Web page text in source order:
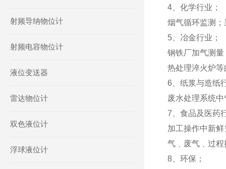
射频导纳物位计
射频电容物位计
液位变送器
雷达物位计
双色液位计
浮球液位计
4、化学行业；
烟气循环监测
5、冶金行业；
钢铁厂加气测
热处理淬火炉
6、纸浆与造纸
废水处理系统
7、食品及医药
加工操作中新
气﹑废气﹑过程
8、环保；